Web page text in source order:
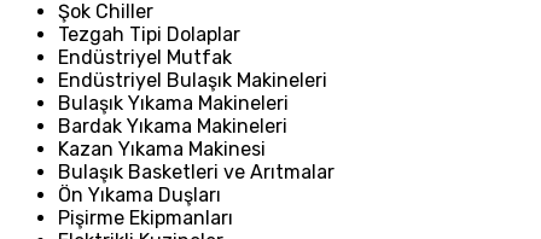
Şok Chiller
Tezgah Tipi Dolaplar
Endüstriyel Mutfak
Endüstriyel Bulaşık Makineleri
Bulaşık Yıkama Makineleri
Bardak Yıkama Makineleri
Kazan Yıkama Makinesi
Bulaşık Basketleri ve Arıtmalar
Ön Yıkama Duşları
Pişirme Ekipmanları